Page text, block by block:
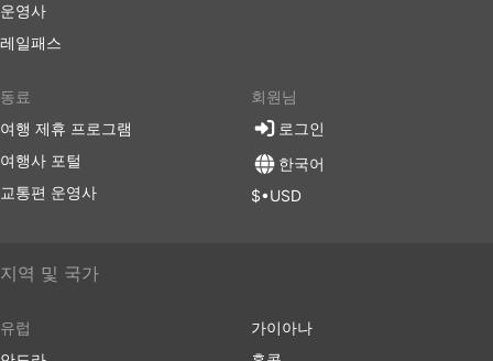
운영사
레일패스
동료
여행 제휴 프로그램
여행사 포털
교통편 운영사
회원님
로그인
한국어
$•USD
지역 및 국가
유럽
가이아나